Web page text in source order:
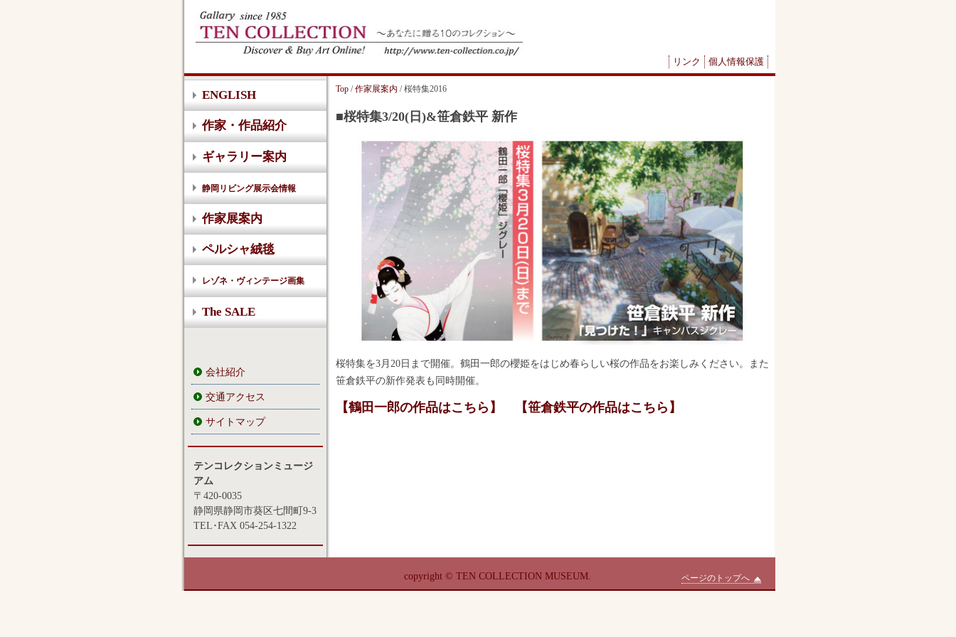
リンク 個人情報保護
ENGLISH
作家・作品紹介
ギャラリー案内
静岡リビング展示会情報
作家展案内
ペルシャ絨毯
レゾネ・ヴィンテージ画集
The SALE
会社紹介
交通アクセス
サイトマップ
テンコレクションミュージ
アム
〒420-0035
静岡県静岡市葵区七間町9-3
TEL･FAX 054-254-1322
Top/作家展案内 / 桜特集2016
■桜特集3/20(日)&笹倉鉄平 新作
桜特集を3月20日まで開催。鶴田一郎の櫻姫をはじめ春らしい桜の作品をお楽しみください。また
笹倉鉄平の新作発表も同時開催。
【鶴田一郎の作品はこちら】 【笹倉鉄平の作品はこちら】
ページのトップへ
copyright © TEN COLLECTION MUSEUM.